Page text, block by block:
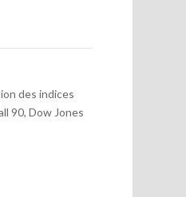
des indices
90, Dow Jones